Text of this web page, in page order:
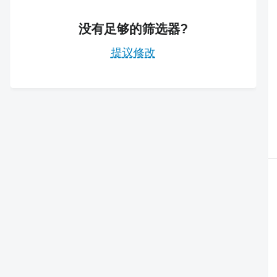
没有足够的筛选器?
提议修改